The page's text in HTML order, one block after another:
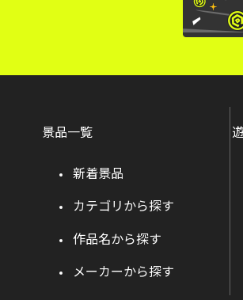
景品一覧
新着景品
カテゴリから探す
作品名から探す
メーカーから探す